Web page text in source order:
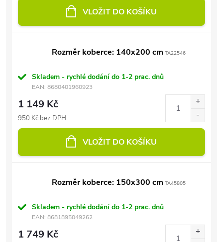
VLOŽIT DO KOŠÍKU
Rozměr koberce: 140x200 cm TA22546
Skladem - rychlé dodání do 1-2 prac. dnů
EAN: 8680401960923
1 149 Kč
950 Kč bez DPH
VLOŽIT DO KOŠÍKU
Rozměr koberce: 150x300 cm TA45805
Skladem - rychlé dodání do 1-2 prac. dnů
EAN: 8681895049262
1 749 Kč